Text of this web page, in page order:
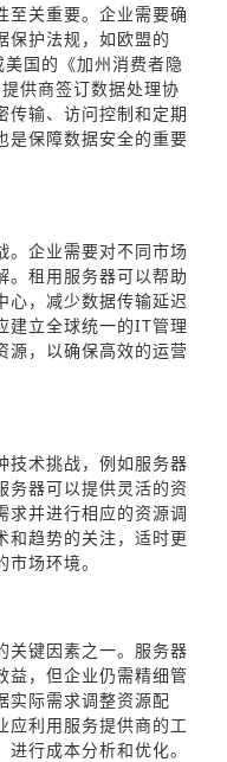
至关重要。企业需要确
保护法规，如欧盟的
美国的《加州消费者隐
供商签订数据处理协
传输、访问控制和定期
是保障数据安全的重要
。企业需要对不同市场
。租用服务器可以帮助
心，减少数据传输延迟
建立全球统一的IT管理
源，以确保高效的运营
技术挑战，例如服务器
务器可以提供灵活的资
求并进行相应的资源调
和趋势的关注，适时更
场环境。
关键因素之一。服务器
益，但企业仍需精细管
实际需求调整资源配
应利用服务提供商的工
行成本分析和优化。